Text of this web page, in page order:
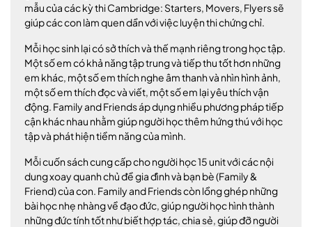
mẫu của các kỳ thi Cambridge: Starters, Movers, Flyers sẽ
giúp các con làm quen dần với việc luyện thi chứng chỉ.
Mỗi học sinh lại có sở thích và thế mạnh riêng trong học tập.
Một số em có khả năng tập trung và tiếp thu tốt hơn những
em khác, một số em thích nghe âm thanh và nhìn hình ảnh,
một số em thích đọc và viết, một số em lại yêu thích vận
động. Family and Friends áp dụng nhiều phương pháp tiếp
cận khác nhau nhằm giúp người học thêm hứng thú với học
tập và phát hiện tiềm năng của mình.
Mỗi cuốn sách cung cấp cho người học 15 unit với các nội
dung xoay quanh chủ đề gia đình và bạn bè (Family &
Friend) của con. Family and Friends còn lồng ghép những
bài học nhẹ nhàng về đạo đức, giúp người học hình thành
những đức tính tốt như biết hợp tác, chia sẻ, giúp đỡ người